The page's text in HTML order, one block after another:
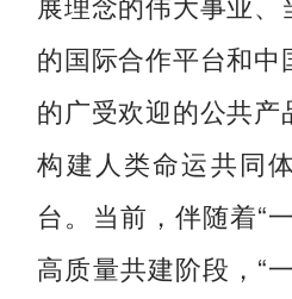
的国际合作平台和
的广受欢迎的公共
构建人类命运共同
台。当前，伴随着“
高质量共建阶段，“